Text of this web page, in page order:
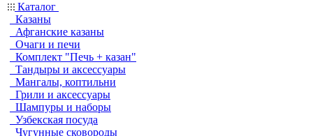
Каталог
Казаны
Афганские казаны
Очаги и печи
Комплект "Печь + казан"
Тандыры и аксессуары
Мангалы, коптильни
Грили и аксессуары
Шампуры и наборы
Узбекская посуда
Чугунные сковороды